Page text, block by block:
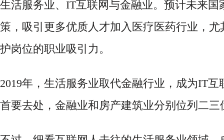
生活服务业、IT互联网与金融业。预计未来国
策，吸引更多优质人才加入医疗医药行业，
护岗位的职业吸引力。
2019年，生活服务业取代金融行业，成为IT互
首要去处，金融业和房产建筑业分别位列二三